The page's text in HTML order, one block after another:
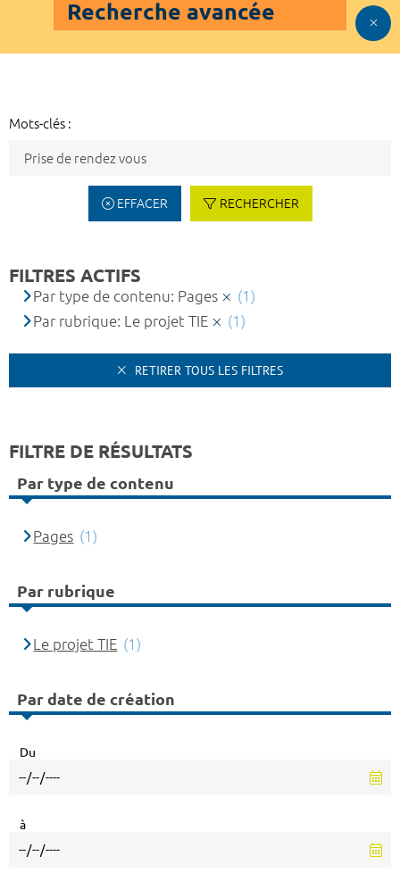
Recherche avancée
Mots-clés :
EFFACER RECHERCHER
FILTRES ACTIFS
Par type de contenu: Pages
(1)
Par rubrique: Le projet TIE
(1)
RETIRER TOUS LES FILTRES
FILTRE DE RÉSULTATS
Par type de contenu
Pages (1)
Par rubrique
Le projet TIE (1)
Par date de création
Du
à